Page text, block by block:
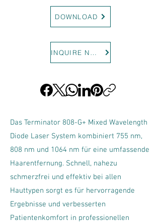
DOWNLOAD
INQUIRE NOW
Das Terminator 808-G+ Mixed Wavelength
Diode Laser System kombiniert 755 nm,
808 nm und 1064 nm für eine umfassende
Haarentfernung. Schnell, nahezu
schmerzfrei und effektiv bei allen
Hauttypen sorgt es für hervorragende
Ergebnisse und verbesserten
Patientenkomfort in professionellen